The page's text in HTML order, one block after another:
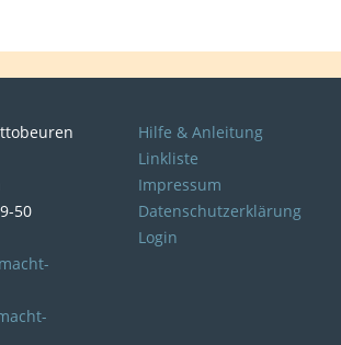
50
Hilfe & Anleitung
Linkliste
Impressum
Datenschutzerklärung
Login